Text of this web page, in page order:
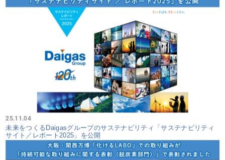
25.11.04
未来をつくるDaigasグループのサステナビリティ「サステナビリティ
サイト／レポート2025」を公開